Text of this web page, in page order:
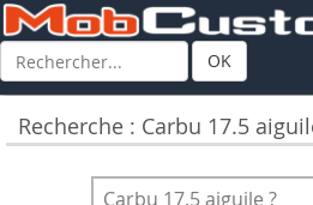
OK
Recherche : Carbu 17.5